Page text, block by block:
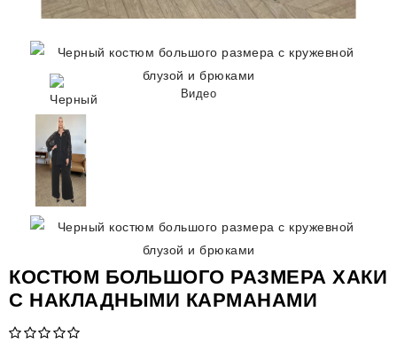
Видео
КОСТЮМ БОЛЬШОГО РАЗМЕРА ХАКИ
С НАКЛАДНЫМИ КАРМАНАМИ